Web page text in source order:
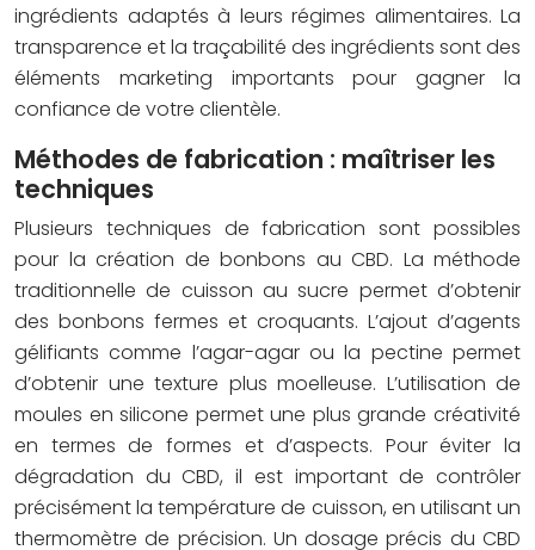
ingrédients adaptés à leurs régimes alimentaires. La
transparence et la traçabilité des ingrédients sont des
éléments marketing importants pour gagner la
confiance de votre clientèle.
Méthodes de fabrication : maîtriser les
techniques
Plusieurs techniques de fabrication sont possibles
pour la création de bonbons au CBD. La méthode
traditionnelle de cuisson au sucre permet d’obtenir
des bonbons fermes et croquants. L’ajout d’agents
gélifiants comme l’agar-agar ou la pectine permet
d’obtenir une texture plus moelleuse. L’utilisation de
moules en silicone permet une plus grande créativité
en termes de formes et d’aspects. Pour éviter la
dégradation du CBD, il est important de contrôler
précisément la température de cuisson, en utilisant un
thermomètre de précision. Un dosage précis du CBD